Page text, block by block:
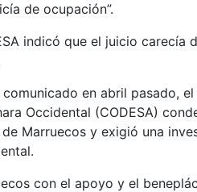
de ocupación”.
indicó que el juicio carecía
comunicado en abril pasado,
Occidental (CODESA)
Marruecos y exigió una
con el apoyo y el